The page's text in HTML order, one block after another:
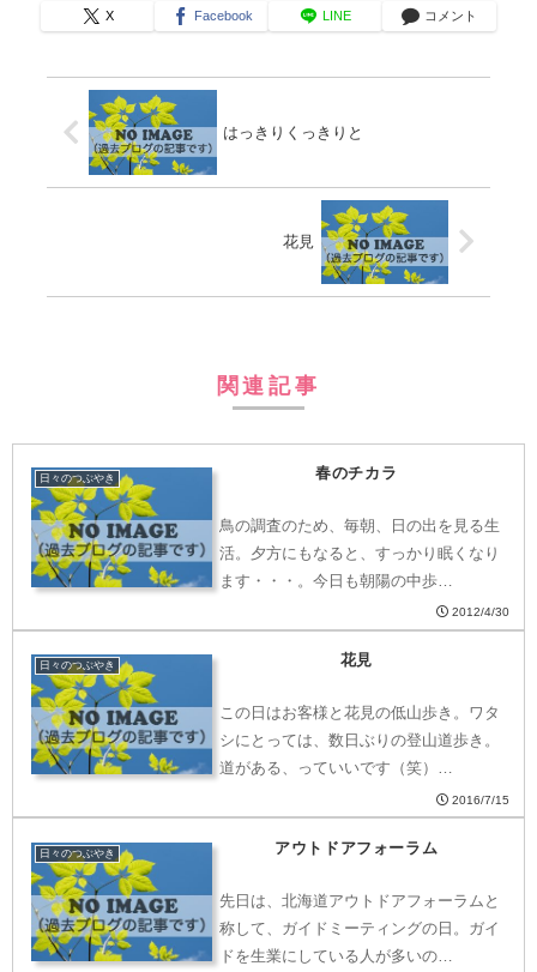
X Facebook LINE コメント
はっきりくっきりと
花見
関連記事
日々のつぶやき 春のチカラ
鳥の調査のため、毎朝、日の出を見る生
活。夕方にもなると、すっかり眠くなり
ます・・・。今日も朝陽の中歩…
2012/4/30
日々のつぶやき 花見
この日はお客様と花見の低山歩き。ワタ
シにとっては、数日ぶりの登山道歩き。
道がある、っていいです（笑）…
2016/7/15
日々のつぶやき アウトドアフォーラム
先日は、北海道アウトドアフォーラムと
称して、ガイドミーティングの日。ガイ
ドを生業にしている人が多いの…